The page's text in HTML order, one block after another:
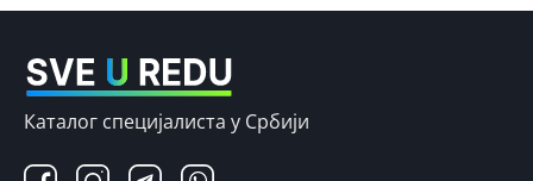
Каталог специјалиста у Србији